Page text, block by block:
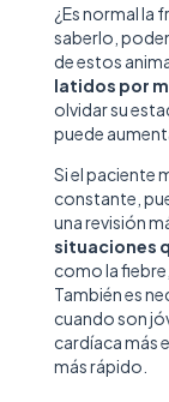
¿Es normal la
saberlo,
de estos
latidos por
olvidar su
puede
Si el paciente
constante,
una revisión
situaciones
como la
También es
cuando son
cardíaca más
más rápido.